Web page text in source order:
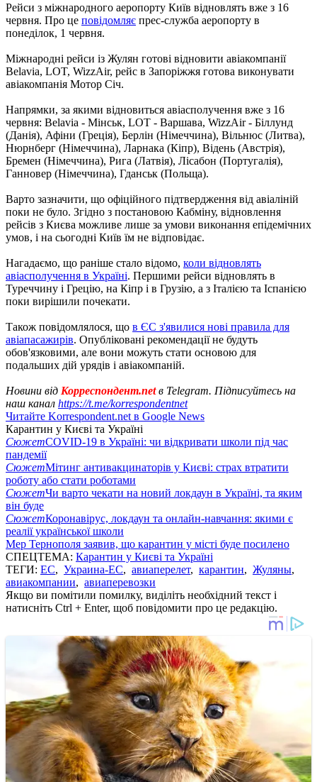
Рейси з міжнародного аеропорту Київ відновлять вже з 16
червня. Про це повідомляє прес-служба аеропорту в
понеділок, 1 червня.
Міжнародні рейси із Жулян готові відновити авіакомпанії
Belavia, LOT, WizzAir, рейс в Запоріжжя готова виконувати
авіакомпанія Мотор Січ.
Напрямки, за якими відновиться авіасполучення вже з 16
червня: Belavia - Мінськ, LOT - Варшава, WizzAir - Біллунд
(Данія), Афіни (Греція), Берлін (Німеччина), Вільнюс (Литва),
Нюрнберг (Німеччина), Ларнака (Кіпр), Відень (Австрія),
Бремен (Німеччина), Рига (Латвія), Лісабон (Португалія),
Ганновер (Німеччина), Гданськ (Польща).
Варто зазначити, що офіційного підтвердження від авіаліній
поки не було. Згідно з постановою Кабміну, відновлення
рейсів з Києва можливе лише за умови виконання епідемічних
умов, і на сьогодні Київ їм не відповідає.
Нагадаємо, що раніше стало відомо, коли відновлять
авіасполучення в Україні. Першими рейси відновлять в
Туреччину і Грецію, на Кіпр і в Грузію, а з Італією та Іспанією
поки вирішили почекати.
Також повідомлялося, що в ЄС з'явилися нові правила для
авіапасажирів. Опубліковані рекомендації не будуть
обов'язковими, але вони можуть стати основою для
подальших дій урядів і авіакомпаній.
Новини від Корреспондент.netв Telegram. Підписуйтесь на
наш канал https://t.me/korrespondentnet
Читайте Korrespondent.net в Google News
Карантин у Києві та Україні
СюжетCOVID-19 в Україні: чи відкривати школи під час
пандемії
СюжетМітинг антивакцинаторів у Києві: страх втратити
роботу або стати роботами
СюжетЧи варто чекати на новий локдаун в Україні, та яким
він буде
СюжетКоронавірус, локдаун та онлайн-навчання: якими є
реалії української школи
Мер Тернополя заявив, що карантин у місті буде посилено
СПЕЦТЕМА: Карантин у Києві та Україні
ТЕГИ: ЕС, Украина-ЕС, авиаперелет, карантин, Жуляны,
авиакомпании, авиаперевозки
Якщо ви помітили помилку, виділіть необхідний текст і
натисніть Ctrl + Enter, щоб повідомити про це редакцію.